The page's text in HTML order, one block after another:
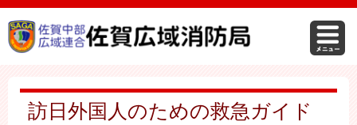
訪日外国人のための救急ガイド